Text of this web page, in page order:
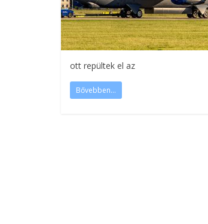
ott repültek el az
Bővebben...